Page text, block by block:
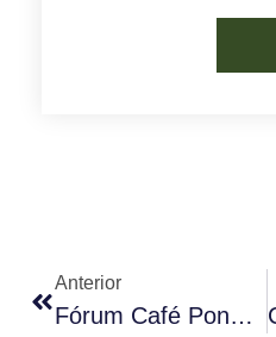
Anterior
Fórum Café Pone En Marcha El Primer Campeonato De Escuelas De Hostelería Especializadas En Café